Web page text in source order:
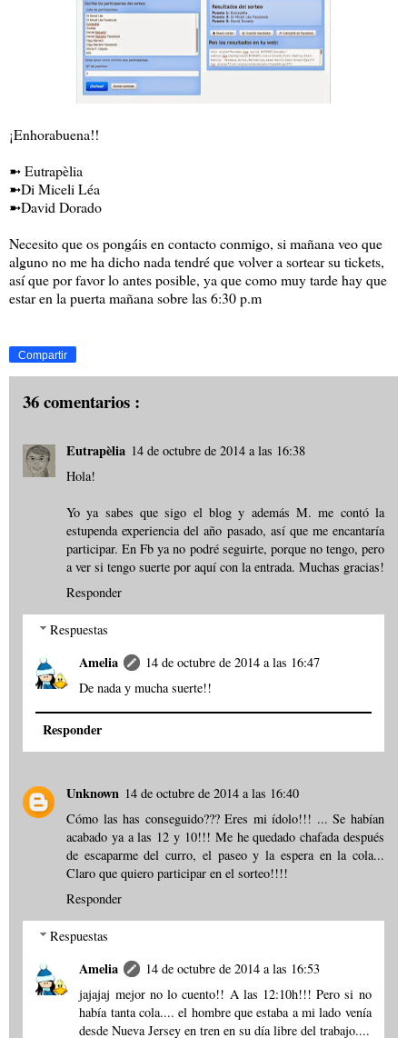
¡Enhorabuena!!
➼ Eutrapèlia
➼Di Miceli Léa
➼David Dorado
Necesito que os pongáis en contacto conmigo, si mañana veo que
alguno no me ha dicho nada tendré que volver a sortear su tickets,
así que por favor lo antes posible, ya que como muy tarde hay que
estar en la puerta mañana sobre las 6:30 p.m
Compartir
36 comentarios :
Eutrapèlia 14 de octubre de 2014 a las 16:38
Hola!
Yo ya sabes que sigo el blog y además M. me contó la
estupenda experiencia del año pasado, así que me encantaría
participar. En Fb ya no podré seguirte, porque no tengo, pero
a ver si tengo suerte por aquí con la entrada. Muchas gracias!
Responder
Respuestas
Amelia
14 de octubre de 2014 a las 16:47
De nada y mucha suerte!!
Responder
Unknown 14 de octubre de 2014 a las 16:40
Cómo las has conseguido??? Eres mi ídolo!!! ... Se habían
acabado ya a las 12 y 10!!! Me he quedado chafada después
de escaparme del curro, el paseo y la espera en la cola...
Claro que quiero participar en el sorteo!!!!
Responder
Respuestas
Amelia
14 de octubre de 2014 a las 16:53
jajajaj mejor no lo cuento!! A las 12:10h!!! Pero si no
había tanta cola.... el hombre que estaba a mi lado venía
desde Nueva Jersey en tren en su día libre del trabajo....